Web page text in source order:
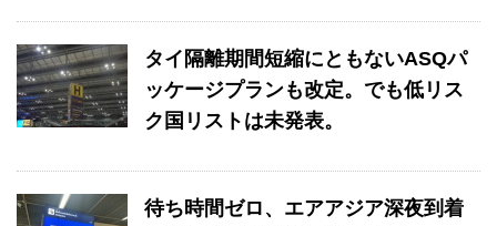
タイ隔離期間短縮にともないASQパ
ッケージプランも改定。でも低リス
ク国リストは未発表。
待ち時間ゼロ、エアアジア深夜到着